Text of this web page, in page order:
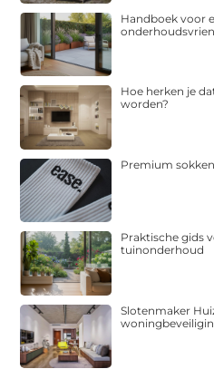
Handboek voor
Hoe herken je
worden?
Premium
Praktische gids
tuinonderhoud
Slotenmaker